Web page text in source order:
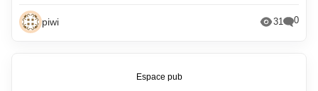
piwi 31 0
Espace pub